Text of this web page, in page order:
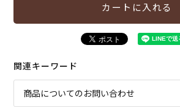
カートに入れる
関連キーワード
商品についてのお問い合わせ